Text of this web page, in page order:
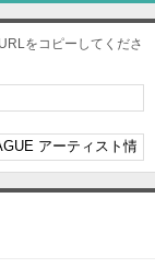
をコピーしてくださ